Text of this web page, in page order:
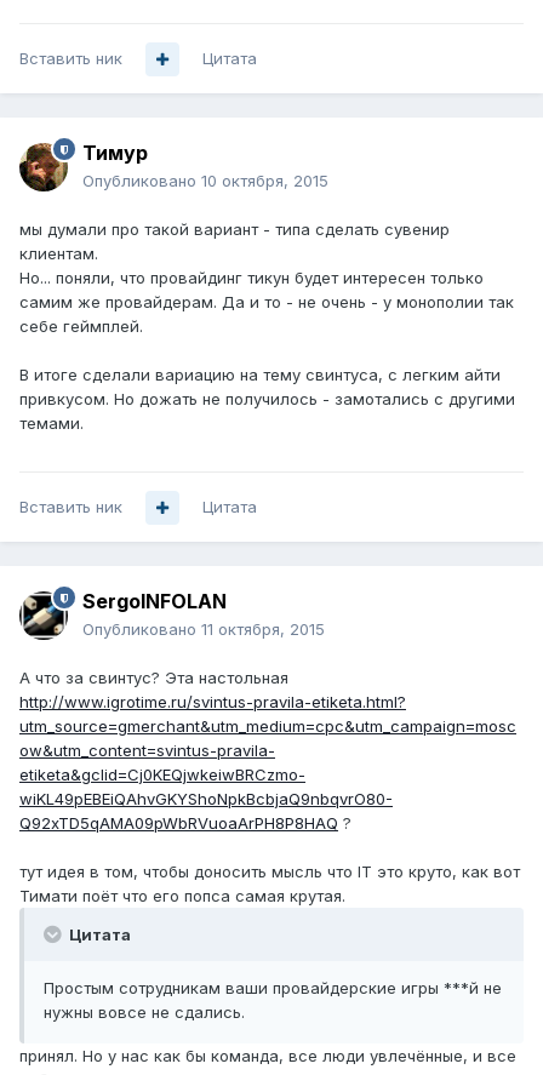
Вставить ник Цитата
Тимур
Опубликовано 10 октября, 2015
мы думали про такой вариант - типа сделать сувенир
клиентам.
Но... поняли, что провайдинг тикун будет интересен только
самим же провайдерам. Да и то - не очень - у монополии так
себе геймплей.
В итоге сделали вариацию на тему свинтуса, с легким айти
привкусом. Но дожать не получилось - замотались с другими
темами.
Вставить ник Цитата
SergoINFOLAN
Опубликовано 11 октября, 2015
А что за свинтус? Эта настольная
http://www.igrotime.ru/svintus-pravila-etiketa.html?
utm_source=gmerchant&utm_medium=cpc&utm_campaign=mosc
ow&utm_content=svintus-pravila-
etiketa&gclid=Cj0KEQjwkeiwBRCzmo-
wiKL49pEBEiQAhvGKYShoNpkBcbjaQ9nbqvrO80-
Q92xTD5qAMA09pWbRVuoaArPH8P8HAQ ?
тут идея в том, чтобы доносить мысль что IT это круто, как вот
Тимати поёт что его попса самая крутая.
Цитата
Простым сотрудникам ваши провайдерские игры ***й не
нужны вовсе не сдались.
принял. Но у нас как бы команда, все люди увлечённые, и все